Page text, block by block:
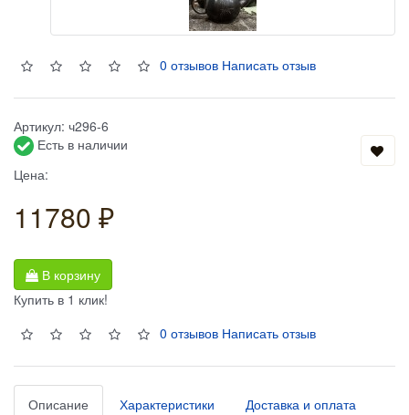
0 отзывов Написать отзыв
Артикул: ч296-6
Есть в наличии
Цена:
11780 ₽
В корзину
Купить в 1 клик!
0 отзывов Написать отзыв
Описание Характеристики Доставка и оплата